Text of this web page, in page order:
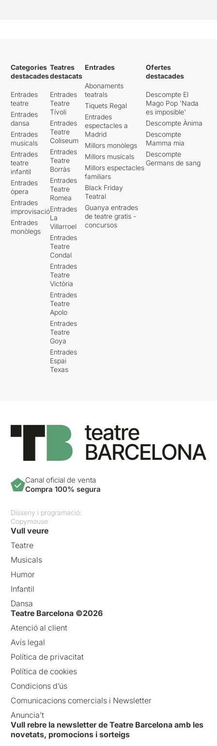
L’oncle no viu pensant en el
futur, no viu en el present. Ell
viu en el passat. La seva
aportació és una alegria
màgica. Pot ser repetitiu,
però és alegria que relaxa i
aporta molt més que altra
gent.
Podeu veure la resta dela
meva opinió al següent
enllaç
Categories
destacades
Entrades
teatre
Entrades
dansa
Entrades
musicals
Entrades
teatre
infantil
Entrades
òpera
Entrades
improvisació
Entrades
monòlegs
Teatres
destacats
Entrades
Teatre
Tívoli
Entrades
Teatre
Coliseum
Entrades
Teatre
Borràs
Entrades
Teatre
Romea
Entrades
La
Villarroel
Entrades
Teatre
Condal
Entrades
Teatre
Victòria
Entrades
Teatre
Apolo
Entrades
Teatre
Goya
Entrades
Espai
Texas
Entrades
Abonaments
teatrals
Tiquets Regal
Entrades
espectacles a
Madrid
Millors monòlegs
Millors musicals
Millors espectacles
familiars
Black Friday
Teatral
Guanya entrades
de teatre gratis -
concursos
Ofertes
destacades
Descompte El
Mago Pop 'Nada
es imposible'
Descompte Ànima
Descompte
Mamma mia
Descompte
Germans de sang
Canal oficial de venta
Compra 100% segura
Disseny i programació:
Copymouse
Vull veure
Teatre
Musicals
Humor
Infantil
Dansa
Teatre Barcelona ©2026
Atenció al client
Avís legal
Política de privacitat
Política de cookies
Condicions d’ús
Comunicacions comercials i Newsletter
Anuncia’t
Vull rebre la newsletter de Teatre Barcelona amb les
novetats, promocions i sorteigs